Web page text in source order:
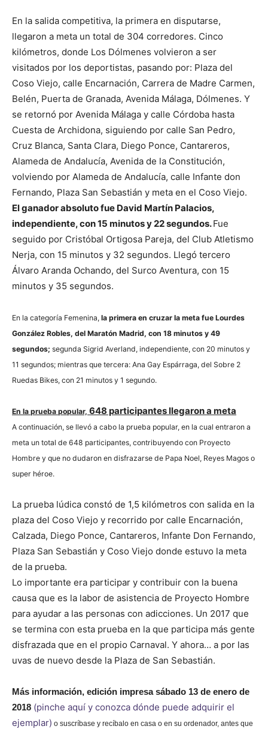
En la salida competitiva, la primera en disputarse,
llegaron a meta un total de 304 corredores. Cinco
kilómetros, donde Los Dólmenes volvieron a ser
visitados por los deportistas, pasando por: Plaza del
Coso Viejo, calle Encarnación, Carrera de Madre Carmen,
Belén, Puerta de Granada, Avenida Málaga, Dólmenes. Y
se retornó por Avenida Málaga y calle Córdoba hasta
Cuesta de Archidona, siguiendo por calle San Pedro,
Cruz Blanca, Santa Clara, Diego Ponce, Cantareros,
Alameda de Andalucía, Avenida de la Constitución,
volviendo por Alameda de Andalucía, calle Infante don
Fernando, Plaza San Sebastián y meta en el Coso Viejo.
El ganador absoluto fue David Martín Palacios,
independiente, con 15 minutos y 22 segundos.Fue
seguido por Cristóbal Ortigosa Pareja, del Club Atletismo
Nerja, con 15 minutos y 32 segundos. Llegó tercero
Álvaro Aranda Ochando, del Surco Aventura, con 15
minutos y 35 segundos.
En la categoría Femenina, la primera en cruzar la meta fue Lourdes
González Robles, del Maratón Madrid, con 18 minutos y 49
segundos; segunda Sigrid Averland, independiente, con 20 minutos y
11 segundos; mientras que tercera: Ana Gay Espárraga, del Sobre 2
Ruedas Bikes, con 21 minutos y 1 segundo.
En la prueba popular, 648 participantes llegaron a meta
A continuación, se llevó a cabo la prueba popular, en la cual entraron a
meta un total de 648 participantes, contribuyendo con Proyecto
Hombre y que no dudaron en disfrazarse de Papa Noel, Reyes Magos o
super héroe.
La prueba lúdica constó de 1,5 kilómetros con salida en la
plaza del Coso Viejo y recorrido por calle Encarnación,
Calzada, Diego Ponce, Cantareros, Infante Don Fernando,
Plaza San Sebastián y Coso Viejo donde estuvo la meta
de la prueba.
Lo importante era participar y contribuir con la buena
causa que es la labor de asistencia de Proyecto Hombre
para ayudar a las personas con adicciones. Un 2017 que
se termina con esta prueba en la que participa más gente
disfrazada que en el propio Carnaval. Y ahora… a por las
uvas de nuevo desde la Plaza de San Sebastián.
Más información, edición impresa sábado 13 de enero de
2018 (pinche aquí y conozca dónde puede adquirir el
ejemplar) o suscríbase y recíbalo en casa o en su ordenador, antes que